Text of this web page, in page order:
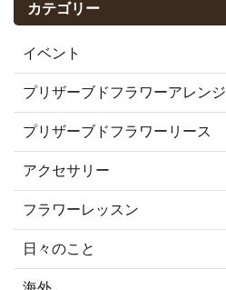
カテゴリー
イベント
プリザーブドフラワーアレンジ
プリザーブドフラワーリース
アクセサリー
フラワーレッスン
日々のこと